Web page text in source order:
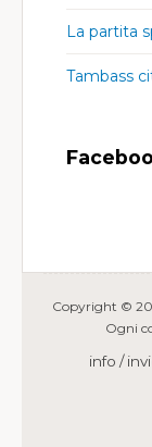
La partita
Tambass
Copyright ©
Ogni
info /